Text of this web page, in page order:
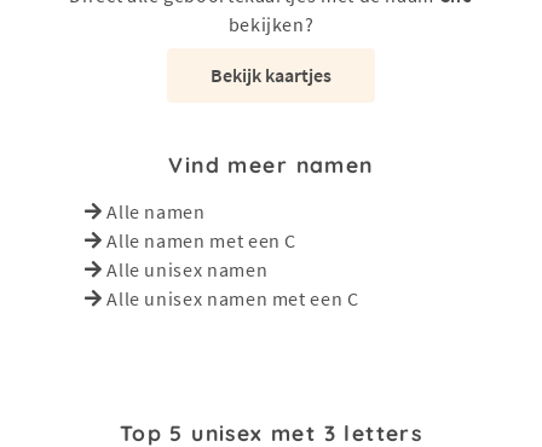
bekijken?
Bekijk kaartjes
Vind meer namen
Alle namen
Alle namen met een C
Alle unisex namen
Alle unisex namen met een C
Top 5 unisex met 3 letters